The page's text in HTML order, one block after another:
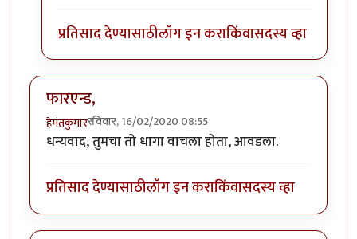
प्रतिसाद देण्यासाठीलॉग इन कराकिंवासदस्य व्हा
फारएन्ड,
हेमंतकुमाररविवार, 16/02/2020 08:55
धन्यवाद, तुमचा तो धागा वाचला होता, आवडला.
प्रतिसाद देण्यासाठीलॉग इन कराकिंवासदस्य व्हा